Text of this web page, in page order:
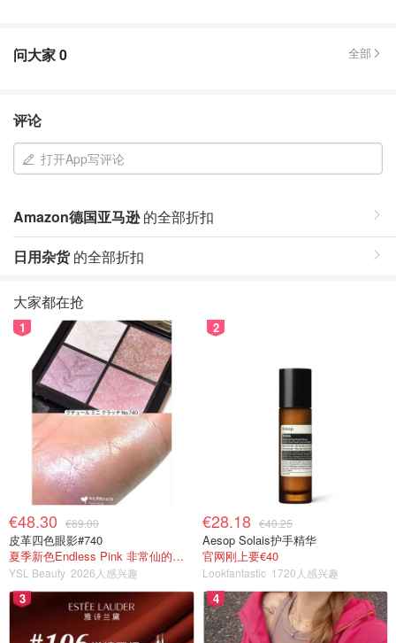
问大家0 全部
评论
打开App写评论
Amazon德国亚马逊的全部折扣
日用杂货的全部折扣
大家都在抢
1
€48.30 €69.00
皮革四色眼影#740
夏季新色Endless Pink 非常仙的亮片盘！
YSL Beauty 2026人感兴趣
2
€28.18 €40.25
Aesop Solais护手精华
官网刚上要€40
Lookfantastic 1720人感兴趣
3 4